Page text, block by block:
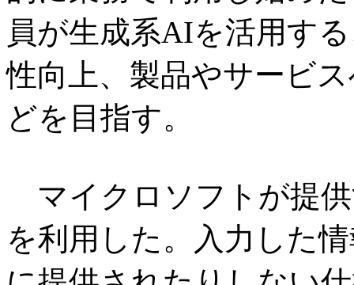
員が生成系AIを活用す
性向上、製品やサービ
どを目指す。
マイクロソフトが提供
を利用した。入力した